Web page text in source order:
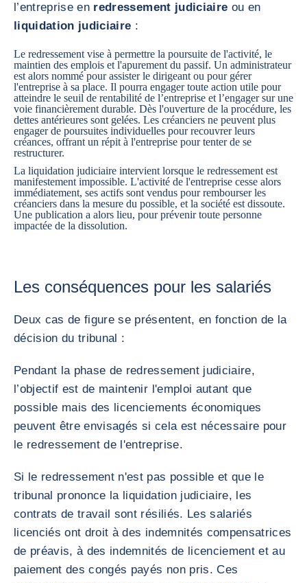
l’entreprise en redressement judiciaire ou en
liquidation judiciaire :
Le redressement vise à permettre la poursuite de l'activité, le
maintien des emplois et l'apurement du passif. Un administrateur
est alors nommé pour assister le dirigeant ou pour gérer
l'entreprise à sa place. Il pourra engager toute action utile pour
atteindre le seuil de rentabilité de l’entreprise et l’engager sur une
voie financièrement durable. Dès l'ouverture de la procédure, les
dettes antérieures sont gelées. Les créanciers ne peuvent plus
engager de poursuites individuelles pour recouvrer leurs
créances, offrant un répit à l'entreprise pour tenter de se
restructurer.
La liquidation judiciaire intervient lorsque le redressement est
manifestement impossible. L'activité de l'entreprise cesse alors
immédiatement, ses actifs sont vendus pour rembourser les
créanciers dans la mesure du possible, et la société est dissoute.
Une publication a alors lieu, pour prévenir toute personne
impactée de la dissolution.
Les conséquences pour les salariés
Deux cas de figure se présentent, en fonction de la
décision du tribunal :
Pendant la phase de redressement judiciaire,
l’objectif est de maintenir l'emploi autant que
possible mais des licenciements économiques
peuvent être envisagés si cela est nécessaire pour
le redressement de l'entreprise.
Si le redressement n'est pas possible et que le
tribunal prononce la liquidation judiciaire, les
contrats de travail sont résiliés. Les salariés
licenciés ont droit à des indemnités compensatrices
de préavis, à des indemnités de licenciement et au
paiement des congés payés non pris. Ces